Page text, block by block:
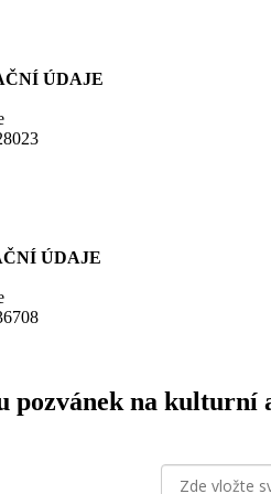
ÚDAJE
ÚDAJE
pozvánek na kulturní